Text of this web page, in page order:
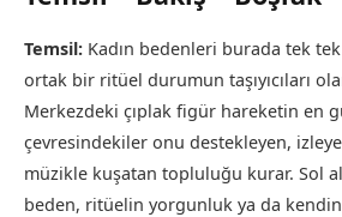
Temsil: Kadın bedenleri burada tek
ortak bir ritüel durumun taşıyıcıları
Merkezdeki çıplak figür hareketin en
çevresindekiler onu destekleyen,
müzikle kuşatan topluluğu kurar. Sol
beden, ritüelin yorgunluk ya da